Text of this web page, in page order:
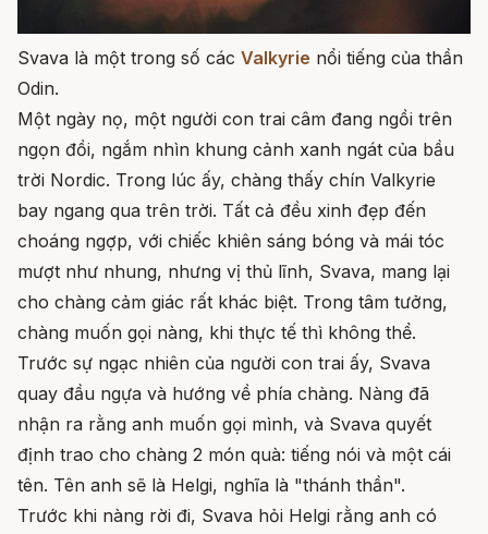
Svava là một trong số các Valkyrie nổi tiếng của thần
Odin.
Một ngày nọ, một người con trai câm đang ngồi trên
ngọn đồi, ngắm nhìn khung cảnh xanh ngát của bầu
trời Nordic. Trong lúc ấy, chàng thấy chín Valkyrie
bay ngang qua trên trời. Tất cả đều xinh đẹp đến
choáng ngợp, với chiếc khiên sáng bóng và mái tóc
mượt như nhung, nhưng vị thủ lĩnh, Svava, mang lại
cho chàng cảm giác rất khác biệt. Trong tâm tưởng,
chàng muốn gọi nàng, khi thực tế thì không thể.
Trước sự ngạc nhiên của người con trai ấy, Svava
quay đầu ngựa và hướng về phía chàng. Nàng đã
nhận ra rằng anh muốn gọi mình, và Svava quyết
định trao cho chàng 2 món quà: tiếng nói và một cái
tên. Tên anh sẽ là Helgi, nghĩa là "thánh thần".
Trước khi nàng rời đi, Svava hỏi Helgi rằng anh có